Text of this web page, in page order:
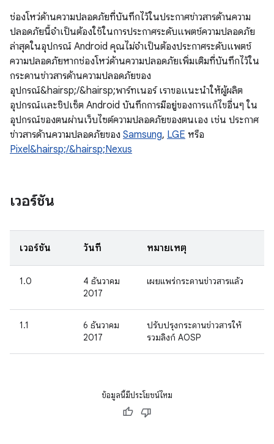
ช่องโหว่ด้านความปลอดภัยที่บันทึกไว้ในประกาศข่าวสารด้านความ
ปลอดภัยนี้จำเป็นต้องใช้ในการประกาศระดับแพตช์ความปลอดภัย
ล่าสุดในอุปกรณ์ Android คุณไม่จำเป็นต้องประกาศระดับแพตช์
ความปลอดภัยหากช่องโหว่ด้านความปลอดภัยเพิ่มเติมที่บันทึกไว้ใน
กระดานข่าวสารด้านความปลอดภัยของ
อุปกรณ์&hairsp;/&hairsp;พาร์ทเนอร์ เราขอแนะนำให้ผู้ผลิต
อุปกรณ์และชิปเซ็ต Android บันทึกการมีอยู่ของการแก้ไขอื่นๆ ใน
อุปกรณ์ของตนผ่านเว็บไซต์ความปลอดภัยของตนเอง เช่น ประกาศ
ข่าวสารด้านความปลอดภัยของ Samsung, LGE หรือ
Pixel&hairsp;/&hairsp;Nexus
เวอร์ชัน
เวอร์ชัน วันที่ หมายเหตุ
1.0
4 ธันวาคม
2017
เผยแพร่กระดานข่าวสารแล้ว
1.1
6 ธันวาคม
2017
ปรับปรุงกระดานข่าวสารให้
รวมลิงก์ AOSP
ข้อมูลนี้มีประโยชน์ไหม